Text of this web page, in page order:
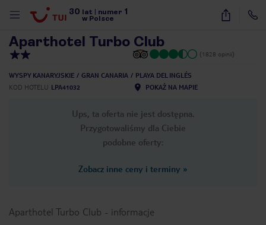
30 lat numer 1
w Polsce
12
Aparthotel Turbo Club
(1828 opinii)
WYSPY KANARYJSKIE GRAN CANARIA
PLAYA DEL INGLÉS
KOD HOTELU LPA41032 POKAŻ NA MAPIE
Ups, ta oferta nie jest dostępna.
Przygotowaliśmy dla Ciebie
podobne oferty:
Zobacz inne ceny i terminy »
Aparthotel Turbo Club - informacje